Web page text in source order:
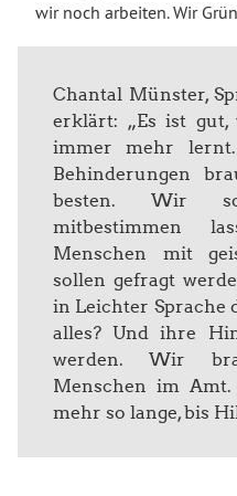
wir noch arbeiten. Wir
Chantal Münster,
erklärt: „Es ist gut,
immer mehr
Behinderungen
besten. Wir
mitbestimmen
Menschen mit
sollen gefragt
in Leichter Sprache
alles? Und ihre
werden. Wir
Menschen im
mehr so lange, bis